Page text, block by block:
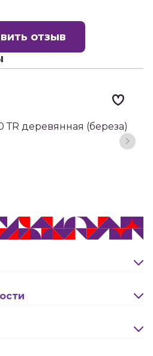
отзыв
ТR деревянная (береза)